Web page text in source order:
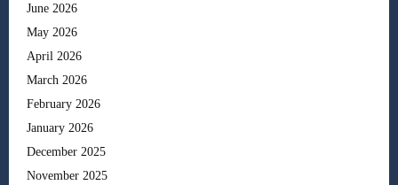
June 2026
May 2026
April 2026
March 2026
February 2026
January 2026
December 2025
November 2025